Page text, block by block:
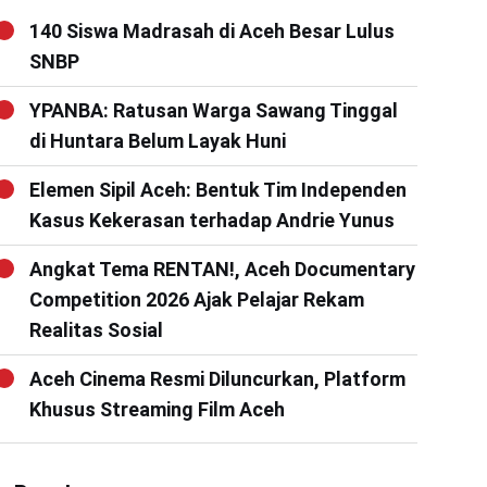
140 Siswa Madrasah di Aceh Besar Lulus
SNBP
YPANBA: Ratusan Warga Sawang Tinggal
di Huntara Belum Layak Huni
Elemen Sipil Aceh: Bentuk Tim Independen
Kasus Kekerasan terhadap Andrie Yunus
Angkat Tema RENTAN!, Aceh Documentary
Competition 2026 Ajak Pelajar Rekam
Realitas Sosial
Aceh Cinema Resmi Diluncurkan, Platform
Khusus Streaming Film Aceh